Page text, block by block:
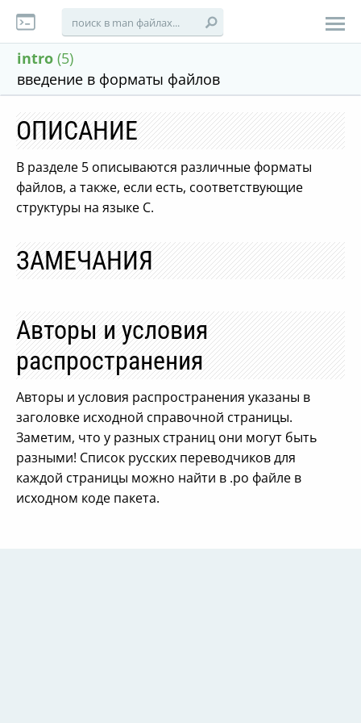
intro (5)
введение в форматы файлов
ОПИСАНИЕ
В разделе 5 описываются различные форматы
файлов, а также, если есть, соответствующие
структуры на языке C.
ЗАМЕЧАНИЯ
Авторы и условия
распространения
Авторы и условия распространения указаны в
заголовке исходной справочной страницы.
Заметим, что у разных страниц они могут быть
разными! Список русских переводчиков для
каждой страницы можно найти в .po файле в
исходном коде пакета.